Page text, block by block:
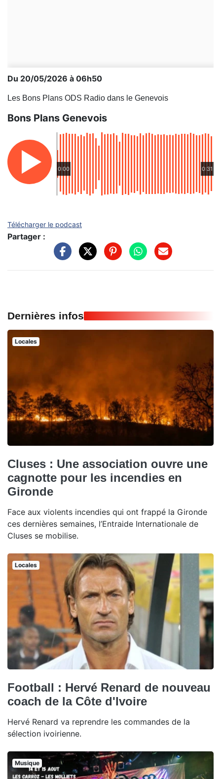
Du 20/05/2026 à 06h50
Les Bons Plans ODS Radio dans le Genevois
Bons Plans Genevois
0:00 0:31
Télécharger le podcast
Partager :
Dernières infos
Locales
Cluses : Une association ouvre une
cagnotte pour les incendies en
Gironde
Face aux violents incendies qui ont frappé la Gironde
ces dernières semaines, l’Entraide Internationale de
Cluses se mobilise.
Locales
Football : Hervé Renard de nouveau
coach de la Côte d'Ivoire
Hervé Renard va reprendre les commandes de la
sélection ivoirienne.
Musique